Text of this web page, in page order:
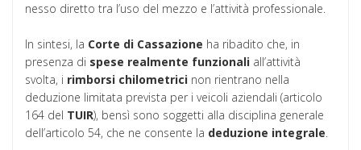
nesso diretto tra l’uso del mezzo e l’attività professionale.
In sintesi, la Corte di Cassazione ha ribadito che, in
presenza di spese realmente funzionali all’attività
svolta, i rimborsi chilometrici non rientrano nella
deduzione limitata prevista per i veicoli aziendali (articolo
164 del TUIR), bensì sono soggetti alla disciplina generale
dell’articolo 54, che ne consente la deduzione integrale.